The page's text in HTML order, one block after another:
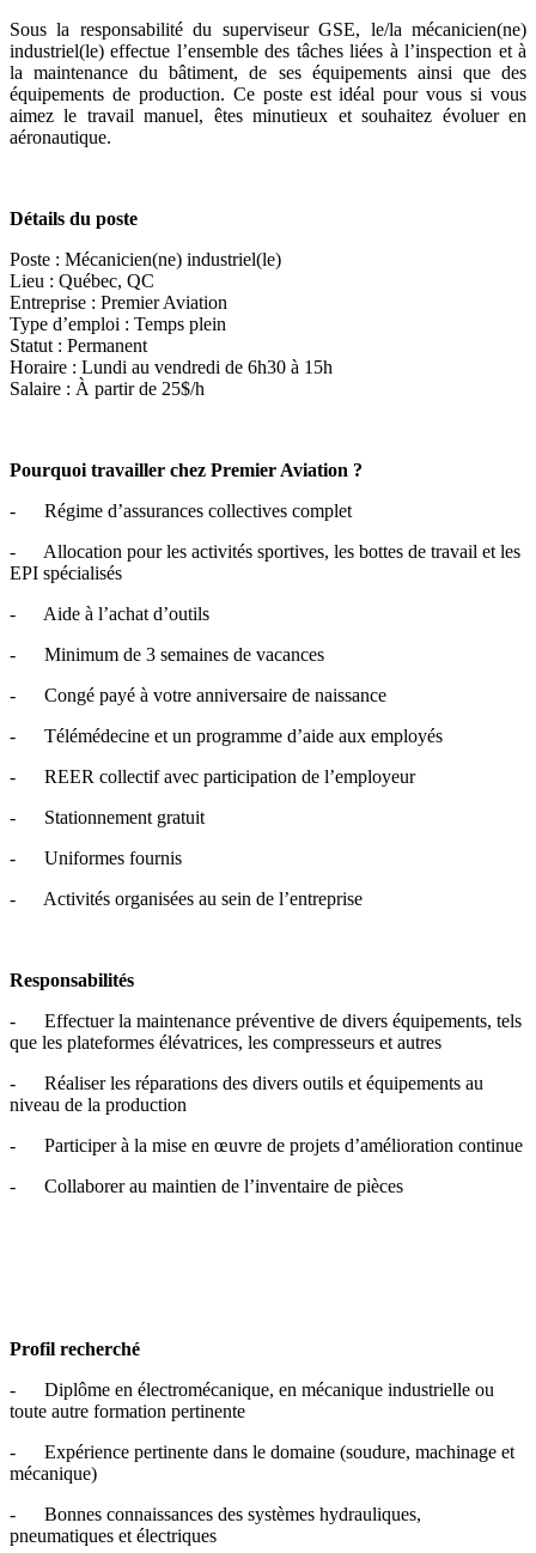
Sous la responsabilité du superviseur GSE, le/la mécanicien(ne)
industriel(le) effectue l’ensemble des tâches liées à l’inspection et à
la maintenance du bâtiment, de ses équipements ainsi que des
équipements de production. Ce poste est idéal pour vous si vous
aimez le travail manuel, êtes minutieux et souhaitez évoluer en
aéronautique.
Détails du poste
Poste : Mécanicien(ne) industriel(le)
Lieu : Québec, QC
Entreprise : Premier Aviation
Type d’emploi : Temps plein
Statut : Permanent
Horaire : Lundi au vendredi de 6h30 à 15h
Salaire : À partir de 25$/h
Pourquoi travailler chez Premier Aviation ?
- Régime d’assurances collectives complet
- Allocation pour les activités sportives, les bottes de travail et les
EPI spécialisés
- Aide à l’achat d’outils
- Minimum de 3 semaines de vacances
- Congé payé à votre anniversaire de naissance
- Télémédecine et un programme d’aide aux employés
- REER collectif avec participation de l’employeur
- Stationnement gratuit
- Uniformes fournis
- Activités organisées au sein de l’entreprise
Responsabilités
- Effectuer la maintenance préventive de divers équipements, tels
que les plateformes élévatrices, les compresseurs et autres
- Réaliser les réparations des divers outils et équipements au
niveau de la production
- Participer à la mise en œuvre de projets d’amélioration continue
- Collaborer au maintien de l’inventaire de pièces
Profil recherché
- Diplôme en électromécanique, en mécanique industrielle ou
toute autre formation pertinente
- Expérience pertinente dans le domaine (soudure, machinage et
mécanique)
- Bonnes connaissances des systèmes hydrauliques,
pneumatiques et électriques